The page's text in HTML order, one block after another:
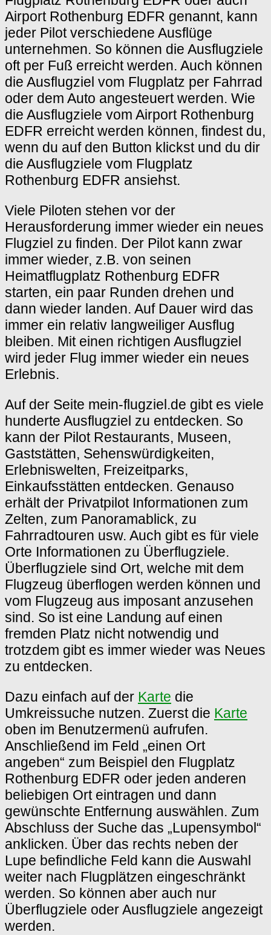
Airport Rothenburg EDFR genannt, kann
jeder Pilot verschiedene Ausflüge
unternehmen. So können die Ausflugziele
oft per Fuß erreicht werden. Auch können
die Ausflugziel vom Flugplatz per Fahrrad
oder dem Auto angesteuert werden. Wie
die Ausflugziele vom Airport Rothenburg
EDFR erreicht werden können, findest du,
wenn du auf den Button klickst und du dir
die Ausflugziele vom Flugplatz
Rothenburg EDFR ansiehst.
Viele Piloten stehen vor der
Herausforderung immer wieder ein neues
Flugziel zu finden. Der Pilot kann zwar
immer wieder, z.B. von seinen
Heimatflugplatz Rothenburg EDFR
starten, ein paar Runden drehen und
dann wieder landen. Auf Dauer wird das
immer ein relativ langweiliger Ausflug
bleiben. Mit einen richtigen Ausflugziel
wird jeder Flug immer wieder ein neues
Erlebnis.
Auf der Seite mein-flugziel.de gibt es viele
hunderte Ausflugziel zu entdecken. So
kann der Pilot Restaurants, Museen,
Gaststätten, Sehenswürdigkeiten,
Erlebniswelten, Freizeitparks,
Einkaufsstätten entdecken. Genauso
erhält der Privatpilot Informationen zum
Zelten, zum Panoramablick, zu
Fahrradtouren usw. Auch gibt es für viele
Orte Informationen zu Überflugziele.
Überflugziele sind Ort, welche mit dem
Flugzeug überflogen werden können und
vom Flugzeug aus imposant anzusehen
sind. So ist eine Landung auf einen
fremden Platz nicht notwendig und
trotzdem gibt es immer wieder was Neues
zu entdecken.
Dazu einfach auf der Karte die
Umkreissuche nutzen. Zuerst die Karte
oben im Benutzermenü aufrufen.
Anschließend im Feld „einen Ort
angeben“ zum Beispiel den Flugplatz
Rothenburg EDFR oder jeden anderen
beliebigen Ort eintragen und dann
gewünschte Entfernung auswählen. Zum
Abschluss der Suche das „Lupensymbol“
anklicken. Über das rechts neben der
Lupe befindliche Feld kann die Auswahl
weiter nach Flugplätzen eingeschränkt
werden. So können aber auch nur
Überflugziele oder Ausflugziele angezeigt
werden.